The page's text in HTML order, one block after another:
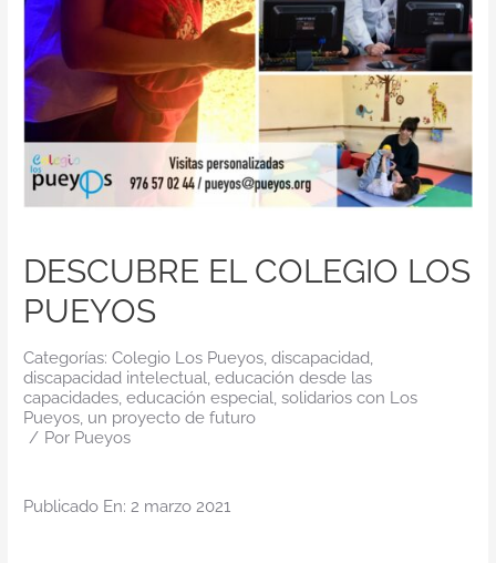
Contacto
DESCUBRE EL COLEGIO LOS
PUEYOS
Categorías: Colegio Los Pueyos, discapacidad,
discapacidad intelectual, educación desde las
capacidades, educación especial, solidarios con Los
Pueyos, un proyecto de futuro
/ Por Pueyos
Publicado En: 2 marzo 2021